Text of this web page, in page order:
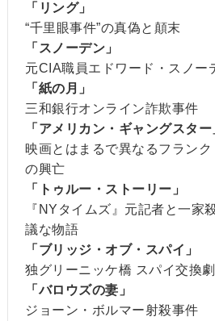
「リング」
“千里眼事件”の真偽と顛末
「スノーデン」
元CIA職員エドワード・スノー
「紙の月」
三和銀行オンライン詐欺事件
「アメリカン・ギャングスター
映画とはまるで異なるフラン
の興亡
「トゥルー・ストーリー」
『NYタイムズ』元記者と一家
議な物語
「ブリッジ・オブ・スパイ」
独グリーニッケ橋 スパイ交換
「バロウズの妻」
ジョーン・ボルマー射殺事件